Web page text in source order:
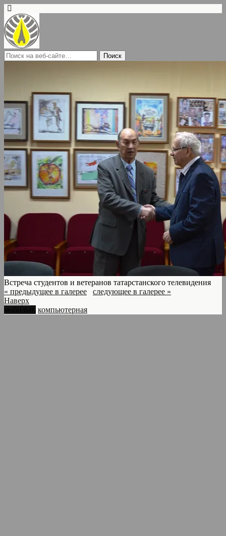
Встреча студентов и ветеранов татарстанского телевидения
« предыдущее в галерее
следующее в галерее »
Наверх
компьютерная